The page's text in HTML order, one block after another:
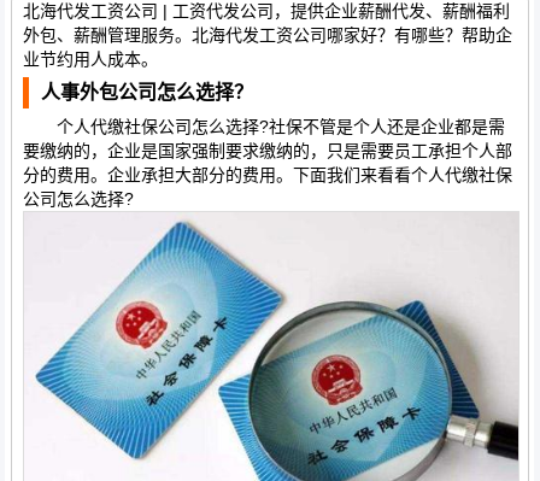
北海代发工资公司 | 工资代发公司，提供企业薪酬代发、薪酬福利
外包、薪酬管理服务。北海代发工资公司哪家好？有哪些？帮助企
业节约用人成本。
人事外包公司怎么选择？
个人代缴社保公司怎么选择?社保不管是个人还是企业都是需
要缴纳的，企业是国家强制要求缴纳的，只是需要员工承担个人部
分的费用。企业承担大部分的费用。下面我们来看看个人代缴社保
公司怎么选择?